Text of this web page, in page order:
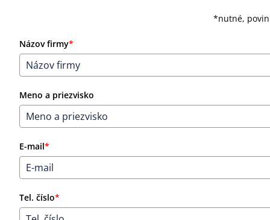
*nutné,
Názov firmy*
Meno a priezvisko
E-mail*
Tel. číslo*